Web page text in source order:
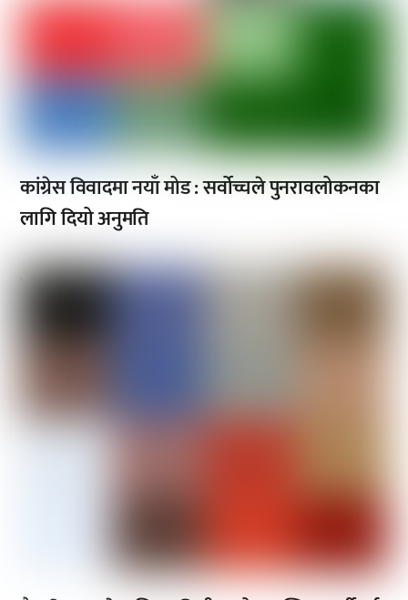
कांग्रेस विवादमा नयाँ मोड : सर्वोच्चले पुनरावलोकनका
लागि दियो अनुमति
,